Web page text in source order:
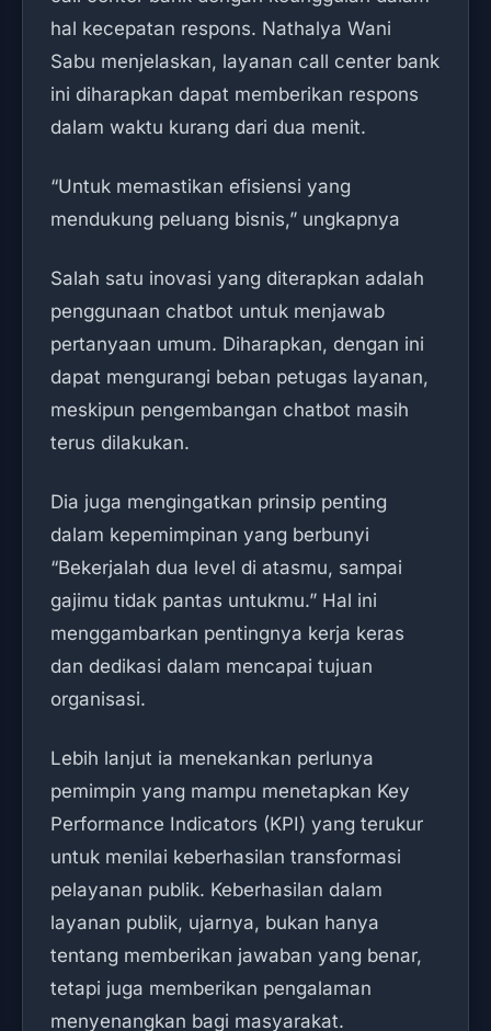
hal kecepatan respons. Nathalya Wani
Sabu menjelaskan, layanan call center bank
ini diharapkan dapat memberikan respons
dalam waktu kurang dari dua menit.
“Untuk memastikan efisiensi yang
mendukung peluang bisnis,” ungkapnya
Salah satu inovasi yang diterapkan adalah
penggunaan chatbot untuk menjawab
pertanyaan umum. Diharapkan, dengan ini
dapat mengurangi beban petugas layanan,
meskipun pengembangan chatbot masih
terus dilakukan.
Dia juga mengingatkan prinsip penting
dalam kepemimpinan yang berbunyi
“Bekerjalah dua level di atasmu, sampai
gajimu tidak pantas untukmu.” Hal ini
menggambarkan pentingnya kerja keras
dan dedikasi dalam mencapai tujuan
organisasi.
Lebih lanjut ia menekankan perlunya
pemimpin yang mampu menetapkan Key
Performance Indicators (KPI) yang terukur
untuk menilai keberhasilan transformasi
pelayanan publik. Keberhasilan dalam
layanan publik, ujarnya, bukan hanya
tentang memberikan jawaban yang benar,
tetapi juga memberikan pengalaman
menyenangkan bagi masyarakat.